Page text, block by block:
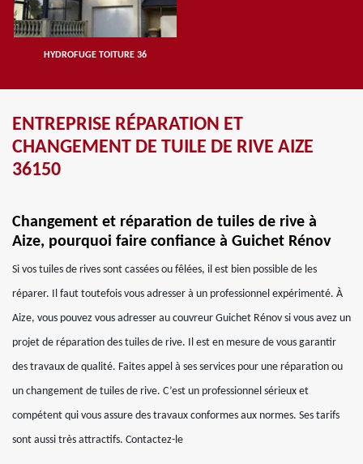
HYDROFUGE TOITURE 36
ENTREPRISE RÉPARATION ET
CHANGEMENT DE TUILE DE RIVE AIZE
36150
Changement et réparation de tuiles de rive à
Aize, pourquoi faire confiance à Guichet Rénov
Si vos tuiles de rives sont cassées ou fêlées, il est bien possible de les
réparer. Il faut toutefois vous adresser à un professionnel expérimenté. À
Aize, vous pouvez vous adresser au couvreur Guichet Rénov si vous avez un
projet de réparation des tuiles de rive. Il est en mesure de vous garantir
des travaux de qualité. Faites appel à ses services pour une réparation ou
un changement de tuiles de rive. C’est un professionnel sérieux et
compétent qui vous assure des travaux conformes aux normes. Ses tarifs
sont aussi très attractifs. Contactez-le